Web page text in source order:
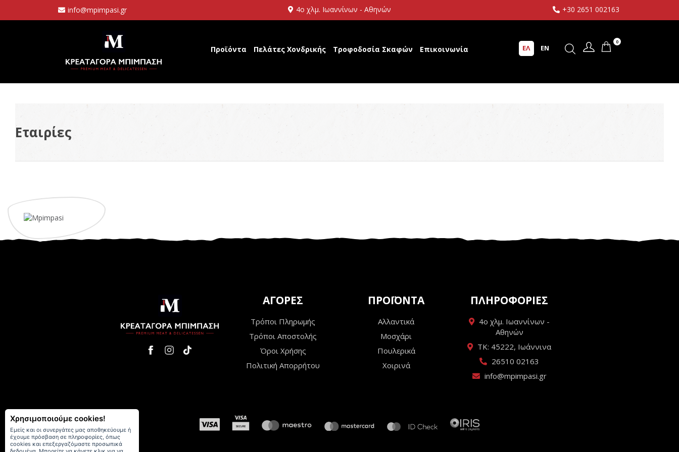
info@mpimpasi.gr 4ο χλμ. Ιωαννίνων - Αθηνών +30 2651 002163
Προϊόντα Πελάτες Χονδρικής Τροφοδοσία Σκαφών Επικοινωνία ΕΛ EN
0
Εταιρίες
ΑΓΟΡΕΣ
Τρόποι Πληρωμής
Τρόποι Αποστολής
Όροι Χρήσης
Πολιτική Απορρήτου
ΠΡΟΪΟΝΤΑ
Αλλαντικά
Μοσχάρι
Πουλερικά
Χοιρινά
ΠΛΗΡΟΦΟΡΙΕΣ
4ο χλμ. Ιωαννίνων -
Αθηνών
ΤΚ: 45222, Ιωάννινα
26510 02163
info@mpimpasi.gr
Χρησιμοποιούμε cookies!
Εμείς και οι συνεργάτες μας αποθηκεύουμε ή
έχουμε πρόσβαση σε πληροφορίες, όπως
cookies και επεξεργαζόμαστε προσωπικά